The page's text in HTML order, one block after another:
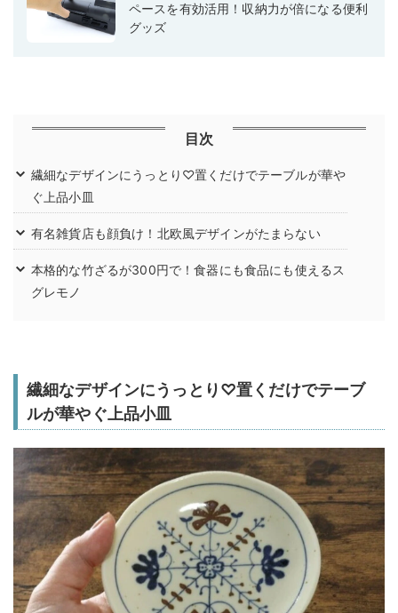
ペースを有効活用！収納力が倍になる便利
グッズ
目次
繊細なデザインにうっとり♡置くだけでテーブルが華や
ぐ上品小皿
有名雑貨店も顔負け！北欧風デザインがたまらない
本格的な竹ざるが300円で！食器にも食品にも使えるス
グレモノ
繊細なデザインにうっとり♡置くだけでテーブ
ルが華やぐ上品小皿